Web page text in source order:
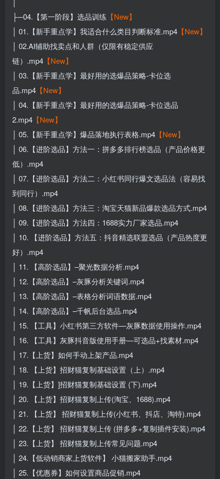
├─04.【第一阶段】选品训练 【New】
│ 01.【新手重点学】我适合什么类目判断标准.mp4 【New】
│ 02.AI辅助找卖点和人群（仅限有稳定供应
链）.mp4 【New】
│ 03.【新手重点学】最好用的选爆品策略-卡位选
品.mp4 【New】
│ 04.【新手重点学】最好用的选爆品策略-卡位选品
2.mp4 【New】
│ 05.【新手重点学】爆品落地执行表格.mp4 【New】
│ 06.【进阶选品】方法一：拼多多排行榜选品（产品价格更
低）.mp4
│ 07.【进阶选品】方法二：小红书同行爆文选品法（容易找
到同行）.mp4
│ 08.【进阶选品】方法三：淘宝天猫新品爆款选品方式.mp4
│ 09.【进阶选品】方法四：1688实力厂家选品.mp4
│ 10. 【进阶选品】方法五：抖音精选联盟选品（产品热度更
好）.mp4
│ 11. 【高阶选品】–聚光数据分析.mp4
│ 12.【高阶选品】–灰豚分析关键词.mp4
│ 13.【高阶选品】–表格分析词语数据.mp4
│ 14.【高阶选品】–千帆后台选品.mp4
│ 15. 【工具】小红书第三方软件—灰豚数据使用操作.mp4
│ 16. 【工具】灰豚抖音版使用手册—可选品+找素材.mp4
│ 17.【上货】如何手动上架产品.mp4
│ 18. 【上货】招财猫复制基础设置（上）.mp4
│ 19.【上货】]招财猫复制基础设置 (下).mp4
│ 20. 【上货】招财猫复制上传(淘宝、1688).mp4
│ 21. 【上货】 招财猫复制上传(小红书、抖店、淘特).mp4
│ 22.【上货】 招财猫复制上传 (拼多多+复制插件安装).mp4
│ 23.【上货】 招财猫复制上传常见问题.mp4
│ 24.【低动销商家上货软件】 小猫搬家助手.mp4
│ 25.【优惠券】如何设置商品促销.mp4